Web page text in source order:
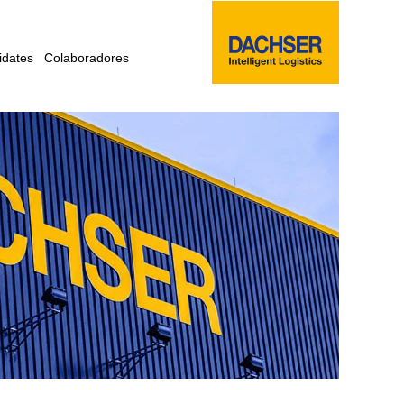
Colaboradores